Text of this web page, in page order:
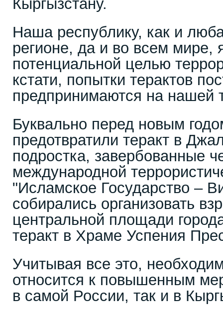
Кыргызстану.
Наша республику, как и
регионе, да и во всем мире,
потенциальной целью
кстати, попытки терактов
предпринимаются на нашей
Буквально перед новым
предотвратили теракт в
подростка, завербованные
международной
"Исламское Государство –
собирались организовать
центральной площади
теракт в Храме Успения
Учитывая все это,
относится к повышенным
в самой России, так и в